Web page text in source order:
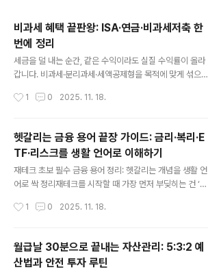
비과세 혜택 끝판왕: ISA·연금·비과세저축 한
번에 정리
세금을 덜 내는 순간, 같은 수익이라도 실질 수익률이 올라
갑니다. 비과세·분리과세·세액공제형을 목적에 맞게 섞으
포인트는 ‘자격 요건’과 ‘유지 기간’, 그리고 ‘한도’를 정확히
가청년·서민: 청년형 ISA, 청년형 장기집합투자증권저축,
청년 우대형 청약통장노년·취약계층: 비과세종합저축(대상
충족 시)장기 절세·노후: 연금저축, IRP, 장기저축성보험(1
0년 이상)직장인 표준: 일반형/서민형 ISA + 연금저축/IR
P 조합지역·직능: 농어민 비과세 예금, 조합원 비과세 예·적
형 ISA(개인종합자산관리계좌)요건/한도: 연령·소득..
1 0 2025. 11. 18.
헷갈리는 금융 용어 끝장 가이드: 금리·복리·E
TF·리스크를 생활 언어로 이해하기
재테크 초보 필수 금융 용어 정리: 헷갈리는 개념을 생활 언
어로 싹 정리재테크를 시작할 때 가장 먼저 부딪히는 건 ‘용
비교가 쉬워집니다. 어렵게 외우기보다, “어디에 쓰이고 내
심 요약: 이것만 알아도 절반은 끝돈의 속도: 금리·복리·물
가(인플레이션)안전과 유동성: 예금·적금·CMA성장과 변
동성: 주식·채권·ETF·펀드리스크 관리: 분산투자·리밸런싱·
1 0 2025. 11. 18.
월급날 30분으로 끝내는 자산관리: 5:3:2 예
산법과 안전 투자 루틴